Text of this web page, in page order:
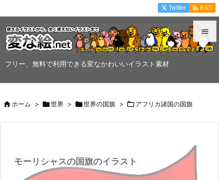
フリー、無料で利用できる変なかわいいイラスト素材


Twitter  RSS
ホーム > 世界 > 世界の国旗 > アフリカ諸国の国旗
モーリシャスの国旗のイラスト